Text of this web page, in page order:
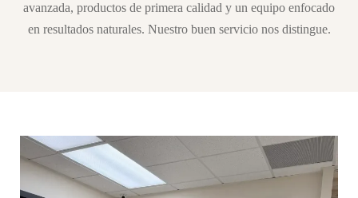
avanzada, productos de primera calidad y un equipo enfocado
en resultados naturales. Nuestro buen servicio nos distingue.